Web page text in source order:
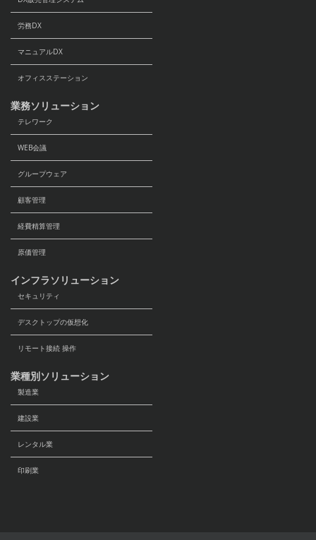
労務DX
マニュアルDX
オフィスステーション
業務ソリューション
テレワーク
WEB会議
グループウェア
顧客管理
経費精算管理
原価管理
インフラソリューション
セキュリティ
デスクトップの仮想化
リモート接続 操作
業種別ソリューション
製造業
建設業
レンタル業
印刷業